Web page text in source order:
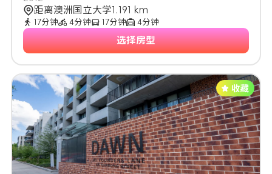
距离澳洲国立大学1.191 km
17分钟 4分钟 17分钟 4分钟
选择房型